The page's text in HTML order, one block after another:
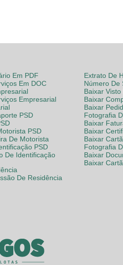
Em PDF
Em DOC
Empresarial
PSD
PSD
De Motorista
PSD
De Identificação
De Residência
Extrato De
Número De
Baixar
Baixar
Baixar
Fotografia
Baixar
Baixar
Baixar
Fotografia
Baixar
Baixar